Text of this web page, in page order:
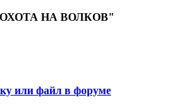
НА ВОЛКОВ"
или файл в форуме